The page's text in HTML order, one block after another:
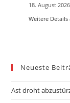
18. August 2026
Weitere Details
Neueste
Ast droht